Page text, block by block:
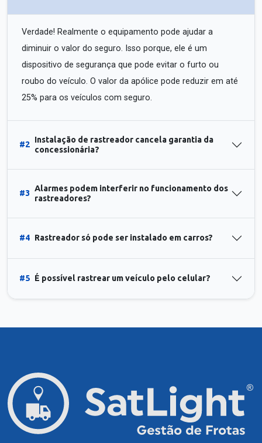
Verdade! Realmente o equipamento pode ajudar a
diminuir o valor do seguro. Isso porque, ele é um
dispositivo de segurança que pode evitar o furto ou
roubo do veículo. O valor da apólice pode reduzir em até
25% para os veículos com seguro.
#2
Instalação de rastreador cancela garantia da
concessionária?
#3
Alarmes podem interferir no funcionamento dos
rastreadores?
#4 Rastreador só pode ser instalado em carros?
#5 É possível rastrear um veículo pelo celular?